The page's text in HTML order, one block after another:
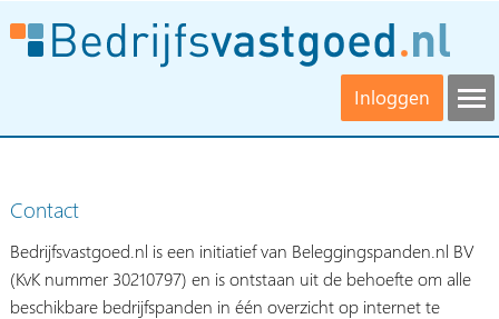
Inloggen
Contact
Bedrijfsvastgoed.nl is een initiatief van Beleggingspanden.nl BV
(KvK nummer 30210797) en is ontstaan uit de behoefte om alle
beschikbare bedrijfspanden in één overzicht op internet te